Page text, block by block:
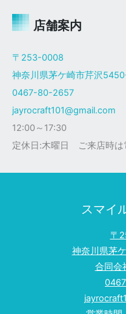
Ｘ
ク
様
店舗案内
〒253-0008
神奈川県茅ケ崎市芹沢
0467-80-2657
jayrocraft101@gmail.com
12:00～17:30
定休日:木曜日 ご来店時は
スマイ
〒
神奈川県茅
合同会